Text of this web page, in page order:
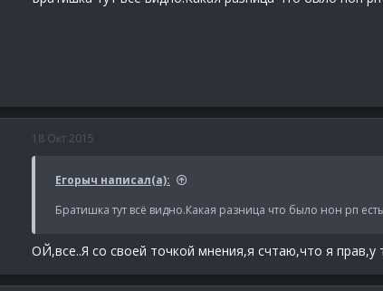
18 Окт 2015
Егорыч написал(а):
Братишка тут всё видно.Какая разница что было нон рп
ОЙ,все..Я со своей точкой мнения,я счтаю,что я